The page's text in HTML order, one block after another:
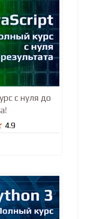
с нуля до
4.9